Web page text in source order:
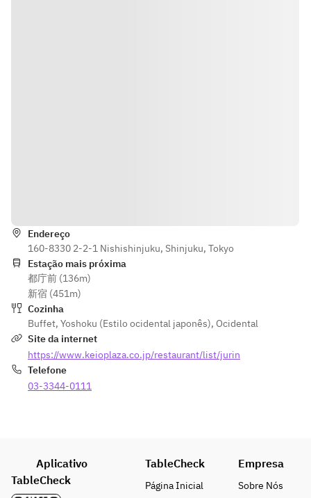
Endereço
160-8330 2-2-1 Nishishinjuku, Shinjuku, Tokyo
Estação mais próxima
都庁前 (136m)
新宿 (451m)
Cozinha
Buffet, Yoshoku (Estilo ocidental japonês), Ocidental
Site da internet
https://www.keioplaza.co.jp/restaurant/list/jurin
Telefone
03-3344-0111
Aplicativo
TableCheck
TableCheck
Página Inicial
Empresa
Sobre Nós